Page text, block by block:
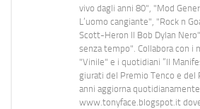
vivo dagli anni 80", "Mod
L’uomo cangiante", "Rock n
Scott-Heron Il Bob Dylan
senza tempo". Collabora con i
"Vinile" e i quotidiani “Il
giurati del Premio Tenco e del
anni aggiorna
www.tonyface.blogspot.it